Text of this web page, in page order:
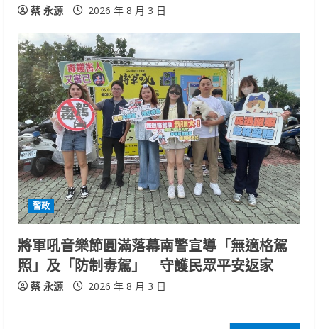
蔡 永源 2026 年 8 月 3 日
警政
將軍吼音樂節圓滿落幕南警宣導「無適格駕
照」及「防制毒駕」 守護民眾平安返家
蔡 永源 2026 年 8 月 3 日